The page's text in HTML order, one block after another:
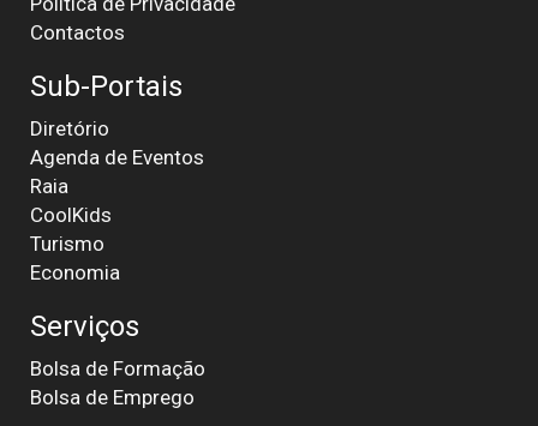
Contactos
Sub-Portais
Diretório
Agenda de Eventos
Raia
CoolKids
Turismo
Economia
Serviços
Bolsa de Formação
Bolsa de Emprego